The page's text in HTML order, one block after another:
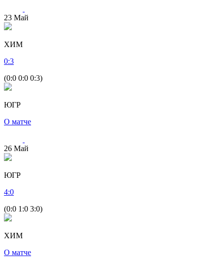
23 Май
ХИМ
0:3
(0:0 0:0 0:3)
ЮГР
О матче
26 Май
ЮГР
4:0
(0:0 1:0 3:0)
ХИМ
О матче